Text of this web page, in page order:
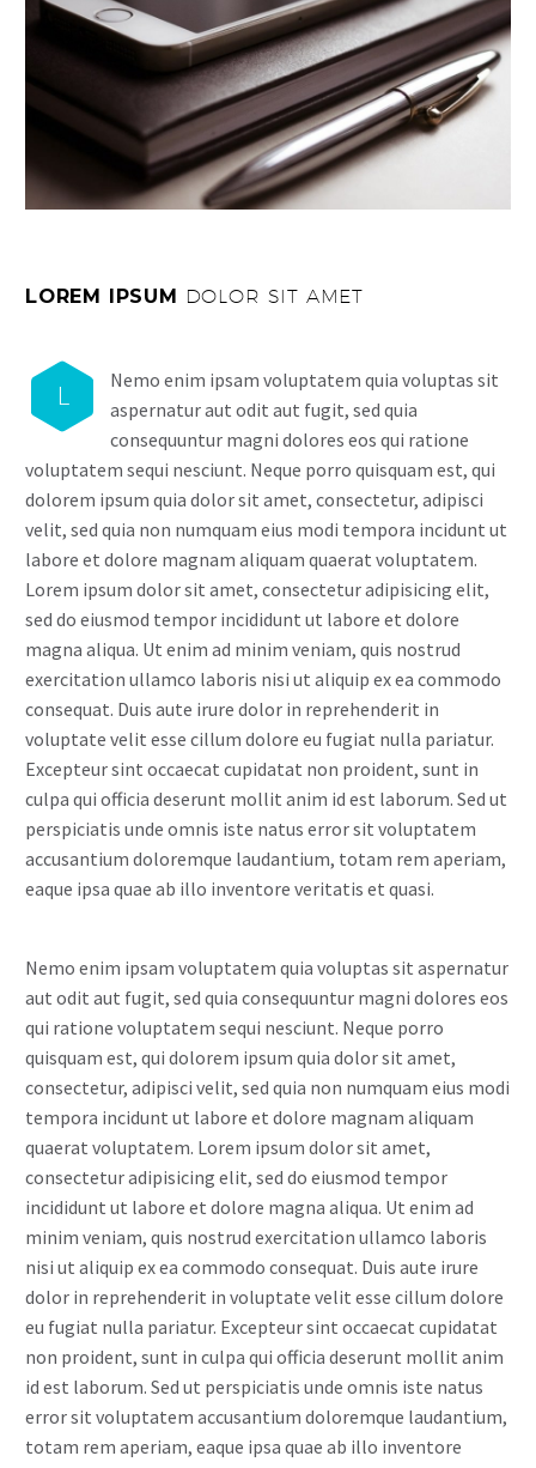
LOREM IPSUM DOLOR SIT AMET
L
Nemo enim ipsam voluptatem quia voluptas sit
aspernatur aut odit aut fugit, sed quia
consequuntur magni dolores eos qui ratione
voluptatem sequi nesciunt. Neque porro quisquam est, qui
dolorem ipsum quia dolor sit amet, consectetur, adipisci
velit, sed quia non numquam eius modi tempora incidunt ut
labore et dolore magnam aliquam quaerat voluptatem.
Lorem ipsum dolor sit amet, consectetur adipisicing elit,
sed do eiusmod tempor incididunt ut labore et dolore
magna aliqua. Ut enim ad minim veniam, quis nostrud
exercitation ullamco laboris nisi ut aliquip ex ea commodo
consequat. Duis aute irure dolor in reprehenderit in
voluptate velit esse cillum dolore eu fugiat nulla pariatur.
Excepteur sint occaecat cupidatat non proident, sunt in
culpa qui officia deserunt mollit anim id est laborum. Sed ut
perspiciatis unde omnis iste natus error sit voluptatem
accusantium doloremque laudantium, totam rem aperiam,
eaque ipsa quae ab illo inventore veritatis et quasi.
Nemo enim ipsam voluptatem quia voluptas sit aspernatur
aut odit aut fugit, sed quia consequuntur magni dolores eos
qui ratione voluptatem sequi nesciunt. Neque porro
quisquam est, qui dolorem ipsum quia dolor sit amet,
consectetur, adipisci velit, sed quia non numquam eius modi
tempora incidunt ut labore et dolore magnam aliquam
quaerat voluptatem. Lorem ipsum dolor sit amet,
consectetur adipisicing elit, sed do eiusmod tempor
incididunt ut labore et dolore magna aliqua. Ut enim ad
minim veniam, quis nostrud exercitation ullamco laboris
nisi ut aliquip ex ea commodo consequat. Duis aute irure
dolor in reprehenderit in voluptate velit esse cillum dolore
eu fugiat nulla pariatur. Excepteur sint occaecat cupidatat
non proident, sunt in culpa qui officia deserunt mollit anim
id est laborum. Sed ut perspiciatis unde omnis iste natus
error sit voluptatem accusantium doloremque laudantium,
totam rem aperiam, eaque ipsa quae ab illo inventore